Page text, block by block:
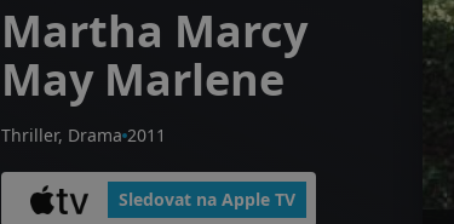
Martha Marcy
May Marlene
Thriller, Drama 2011
Sledovat na Apple TV